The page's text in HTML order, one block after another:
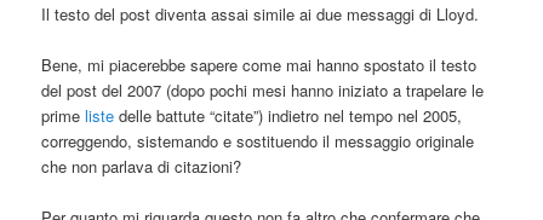
Il testo del post diventa assai simile ai due messaggi di Lloyd.
Bene, mi piacerebbe sapere come mai hanno spostato il testo
del post del 2007 (dopo pochi mesi hanno iniziato a trapelare le
primeliste delle battute “citate”) indietro nel tempo nel 2005,
correggendo, sistemando e sostituendo il messaggio originale
che non parlava di citazioni?